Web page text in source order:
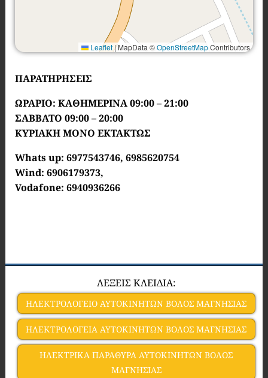
Leaflet|MapData ©OpenStreetMapContributors
ΠΑΡΑΤΗΡΗΣΕΙΣ
ΩΡΑΡΙΟ: ΚΑΘΗΜΕΡΙΝΑ 09:00 – 21:00
ΣΑΒΒΑΤΟ 09:00 – 20:00
ΚΥΡΙΑΚΗ ΜΟΝΟ ΕΚΤΑΚΤΩΣ
Whats up: 6977543746, 6985620754
Wind: 6906179373,
Vodafone: 6940936266
ΛΕΞΕΙΣ ΚΛΕΙΔΙΑ:
ΗΛΕΚΤΡΟΛΟΓΕΙΟ ΑΥΤΟΚΙΝΗΤΩΝ ΒΟΛΟΣ ΜΑΓΝΗΣΙΑΣ
ΗΛΕΚΤΡΟΛΟΓΕΙΑ ΑΥΤΟΚΙΝΗΤΩΝ ΒΟΛΟΣ ΜΑΓΝΗΣΙΑΣ
ΗΛΕΚΤΡΙΚΑ ΠΑΡΑΘΥΡΑ ΑΥΤΟΚΙΝΗΤΩΝ ΒΟΛΟΣ
ΜΑΓΝΗΣΙΑΣ